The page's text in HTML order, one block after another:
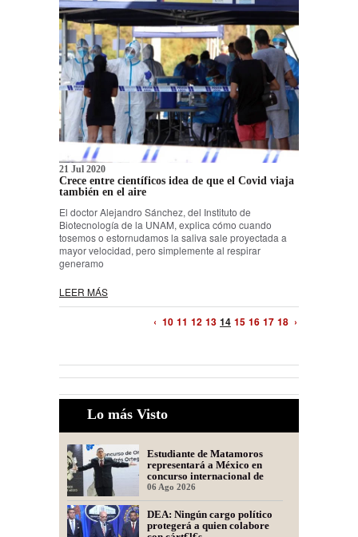
21 Jul 2020
Crece entre científicos idea de que el Covid viaja
también en el aire
El doctor Alejandro Sánchez, del Instituto de
Biotecnología de la UNAM, explica cómo cuando
tosemos o estornudamos la saliva sale proyectada a
mayor velocidad, pero simplemente al respirar
generamo
LEER MÁS
‹ 10 11 12 13 14 15 16 17 18 ›
Lo más Visto
Estudiante de Matamoros
representará a México en
concurso internacional de
oratoria en Perú
06 Ago 2026
DEA: Ningún cargo político
protegerá a quien colabore